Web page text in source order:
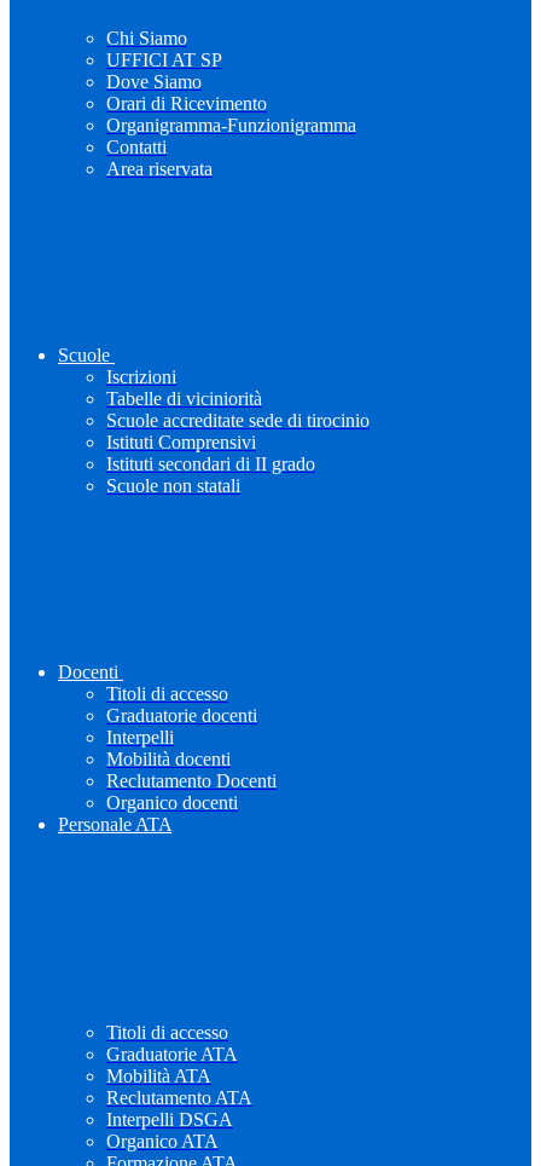
Chi Siamo
UFFICI AT SP
Dove Siamo
Orari di Ricevimento
Organigramma-Funzionigramma
Contatti
Area riservata
Scuole
Iscrizioni
Tabelle di viciniorità
Scuole accreditate sede di tirocinio
Istituti Comprensivi
Istituti secondari di II grado
Scuole non statali
Docenti
Titoli di accesso
Graduatorie docenti
Interpelli
Mobilità docenti
Reclutamento Docenti
Organico docenti
Personale ATA
Titoli di accesso
Graduatorie ATA
Mobilità ATA
Reclutamento ATA
Interpelli DSGA
Organico ATA